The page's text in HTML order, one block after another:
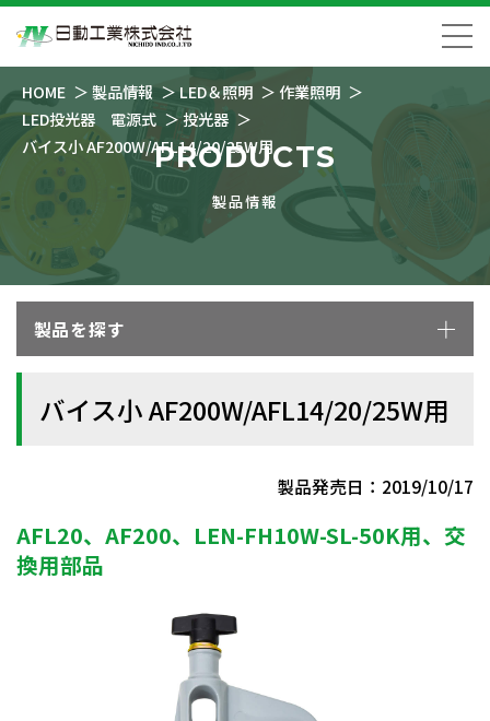
HOME 製品情報 LED＆照明
作業照明
LED投光器 電源式
投光器
バイス小 AF200W/AFL14/20/25W用
PRODUCTS
製品情報
製品を探す
バイス小 AF200W/AFL14/20/25W用
製品発売日：2019/10/17
AFL20、AF200、LEN-FH10W-SL-50K用、交
換用部品